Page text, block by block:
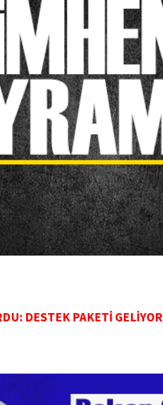
DESTEK PAKETİ GELİYOR